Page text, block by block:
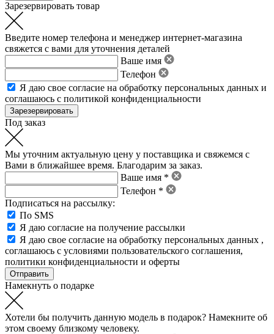
Зарезервировать товар
Введите номер телефона и менеджер интернет-магазина
свяжется с вами для уточнения деталей
Ваше имя
Телефон
Я даю свое согласие на обработку персональных данных и
соглашаюсь с политикой конфиденциальности
Под заказ
Мы уточним актуальную цену у поставщика и свяжемся с
Вами в ближайшее время. Благодарим за заказ.
Ваше имя *
Телефон *
Подписаться на рассылку:
По SMS
Я даю согласие на получение рассылки
Я даю свое согласие на обработку персональных данных ,
соглашаюсь с условиями пользовательского соглашения,
политики конфиденциальности и оферты
Намекнуть о подарке
Хотели бы получить данную модель в подарок? Намекните об
этом своему близкому человеку.